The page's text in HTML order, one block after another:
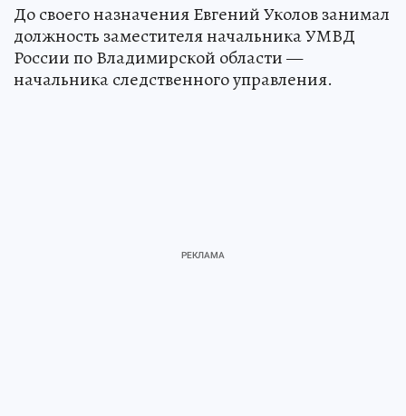
До своего назначения Евгений Уколов занимал
должность заместителя начальника УМВД
России по Владимирской области —
начальника следственного управления.